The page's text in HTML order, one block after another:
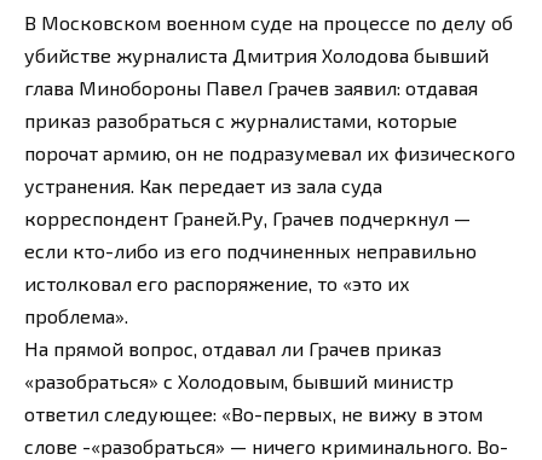
В Московском военном суде на процессе по делу об
убийстве журналиста Дмитрия Холодова бывший
глава Минобороны Павел Грачев заявил: отдавая
приказ разобраться с журналистами, которые
порочат армию, он не подразумевал их физического
устранения. Как передает из зала суда
корреспондент Граней.Ру, Грачев подчеркнул —
если кто-либо из его подчиненных неправильно
истолковал его распоряжение, то «это их
проблема».
На прямой вопрос, отдавал ли Грачев приказ
«разобраться» с Холодовым, бывший министр
ответил следующее: «Во-первых, не вижу в этом
слове -«разобраться» — ничего криминального. Во-